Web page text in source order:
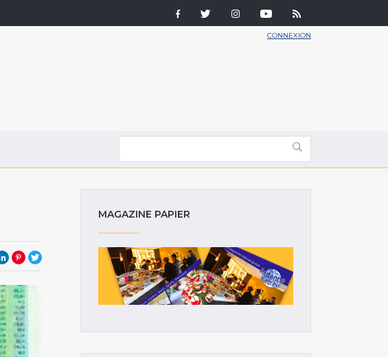
CONNEXION
MAGAZINE PAPIER